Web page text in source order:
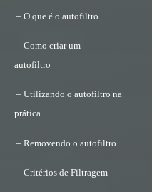
– O que é o autofiltro
– Como criar um
autofiltro
– Utilizando o autofiltro na
prática
– Removendo o autofiltro
– Critérios de Filtragem